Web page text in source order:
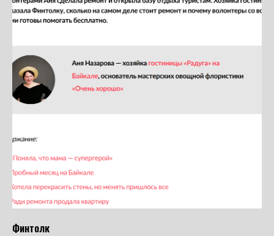
Финтолк